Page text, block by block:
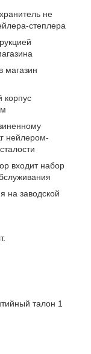
не
степлера
магазин
корпус
нейлером-
входит набор
на заводской
талон 1